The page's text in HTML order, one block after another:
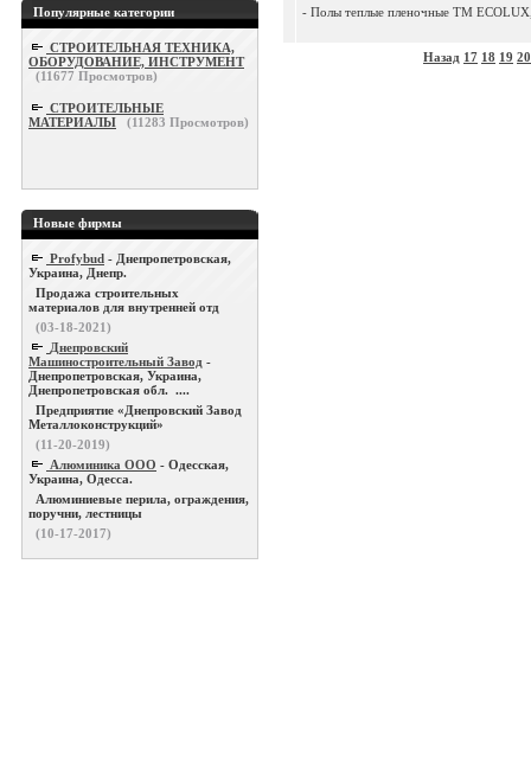
Популярные категории
СТРОИТЕЛЬНАЯ ТЕХНИКА,
ОБОРУДОВАНИЕ, ИНСТРУМЕНТ
(11677 Просмотров)
СТРОИТЕЛЬНЫЕ
МАТЕРИАЛЫ
(11283 Просмотров)
Новые фирмы
Profybud - Днепропетровская,
Украина, Днепр.
Продажа строительных
материалов для внутренней отд
(03-18-2021)
Днепровский
Машиностроительный Завод -
Днепропетровская, Украина,
Днепропетровская обл. ....
Предприятие «Днепровский Завод
Металлоконструкций»
(11-20-2019)
Алюминика ООО - Одесская,
Украина, Одесса.
Алюминиевые перила, ограждения,
поручни, лестницы
(10-17-2017)
- Полы теплые пленочные ТМ
Назад 17 18 19 20